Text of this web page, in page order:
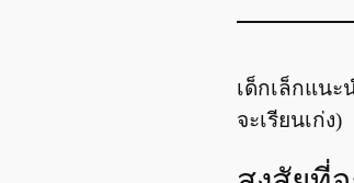
เด็กเล็กแนะ
จะเรียนเก่ง)